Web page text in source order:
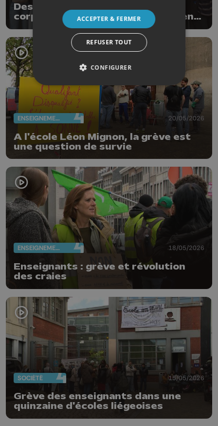
Des élèves rejoignent la grève du
corps enseignant : "L'enseignement
n'est pas à vendre"
ENSEIGNEMENT 20/05/2026
A l'école Léon Mignon, la grève est
une question de survie
ENSEIGNEMENT 18/05/2026
Enseignants : grève et révolution
des craies
SOCIÉTÉ 15/05/2026
Grève des enseignants dans une
quinzaine d'écoles liégeoises
ACCEPTER & FERMER
REFUSER TOUT
CONFIGURER